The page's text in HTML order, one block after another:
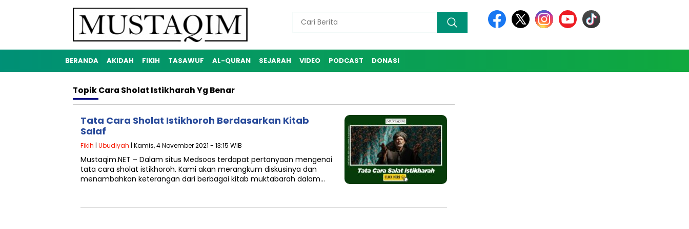
BERANDA AKIDAH FIKIH TASAWUF AL-QURAN SEJARAH VIDEO PODCAST DONASI
TopikCara Sholat Istikharah Yg Benar
Tata Cara Sholat Istikhoroh Berdasarkan Kitab
Salaf
Fikih | Ubudiyah | Kamis, 4 November 2021 - 13:15 WIB
Mustaqim.NET – Dalam situs Medsoos terdapat pertanyaan mengenai
tata cara sholat istikhoroh. Kami akan merangkum diskusinya dan
menambahkan keterangan dari berbagai kitab muktabarah dalam…